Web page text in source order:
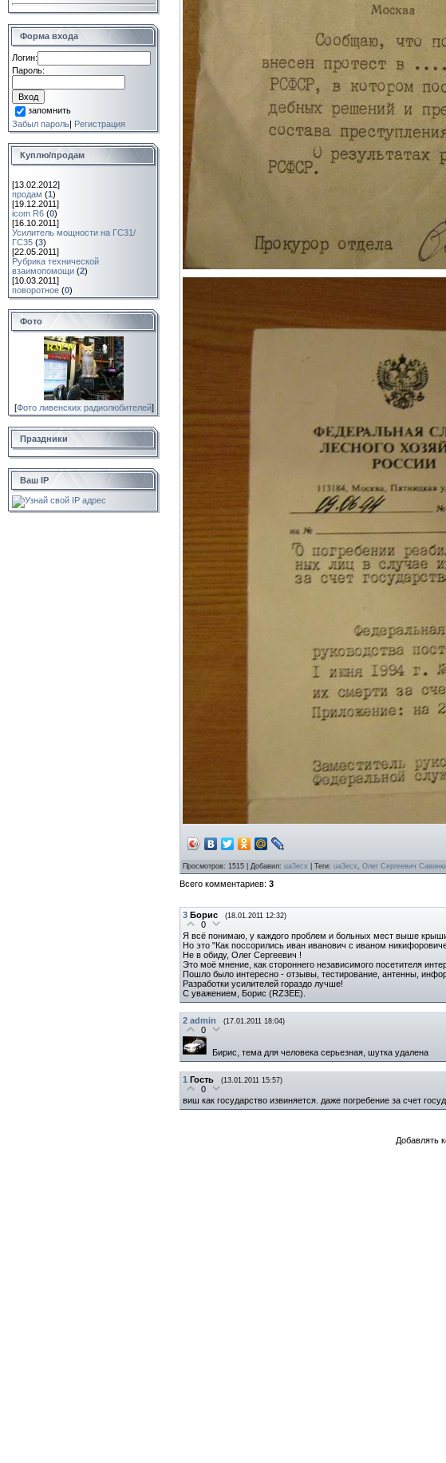
Форма входа
Логин:
Пароль:
запомнить
Забыл пароль| Регистрация
Куплю/продам
[13.02.2012]
продам (1)
[19.12.2011]
icom R6 (0)
[16.10.2011]
Усилитель мощности на ГС31/
ГС35 (3)
[22.05.2011]
Рубрика технической
взаимопомощи (2)
[10.03.2011]
поворотное (0)
Фото
[Фото ливенских радиолюбителей]
Праздники
Ваш IP
Просмотров: 1515 | Добавил: ua3ecx Теги: ua3ecx Олег Сергеевич
Всего комментариев: 3
3 Борис (18.01.2011 12:32)
0
Я всё понимаю, у каждого проблем и больных мест выше
Но это "Как поссорились иван иванович с иваном
Не в обиду, Олег Сергеевич !
Это моё мнение, как стороннего независимого посетителя
Пошло было интересно - отзывы, тестирование, антенны,
Разработки усилителей гораздо лучше!
С уважением, Борис (RZ3EE).
2 admin (17.01.2011 18:04)
0
Бирис, тема для человека серьезная, шутка удалена
1 Гость (13.01.2011 15:57)
0
виш как государство извиняется. даже погребение за счет
Добавлять